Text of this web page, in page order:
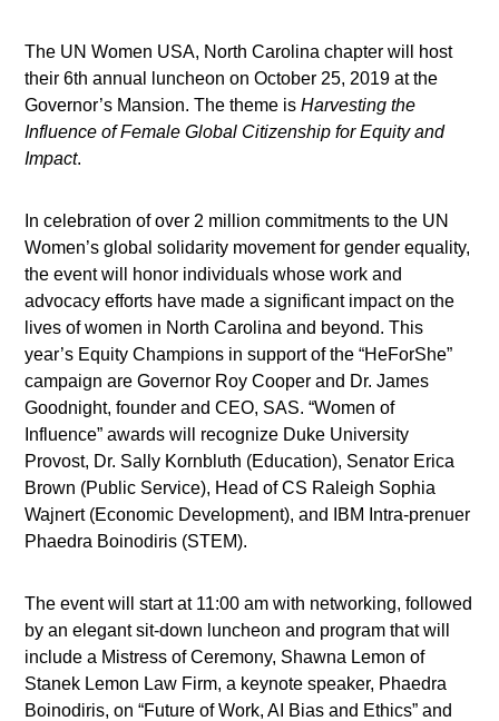
The UN Women USA, North Carolina chapter will host
their 6th annual luncheon on October 25, 2019 at the
Governor’s Mansion. The theme isHarvesting the
Influence of Female Global Citizenship for Equity and
Impact.
In celebration of over 2 million commitments to the UN
Women’s global solidarity movement for gender equality,
the event will honor individuals whose work and
advocacy efforts have made a significant impact on the
lives of women in North Carolina and beyond. This
year’s Equity Champions in support of the “HeForShe”
campaign are Governor Roy Cooper and Dr. James
Goodnight, founder and CEO, SAS. “Women of
Influence” awards will recognize Duke University
Provost, Dr. Sally Kornbluth (Education), Senator Erica
Brown (Public Service), Head of CS Raleigh Sophia
Wajnert (Economic Development), and IBM Intra-prenuer
Phaedra Boinodiris (STEM).
The event will start at 11:00 am with networking, followed
by an elegant sit-down luncheon and program that will
include a Mistress of Ceremony, Shawna Lemon of
Stanek Lemon Law Firm, a keynote speaker, Phaedra
Boinodiris, on “Future of Work, AI Bias and Ethics” and